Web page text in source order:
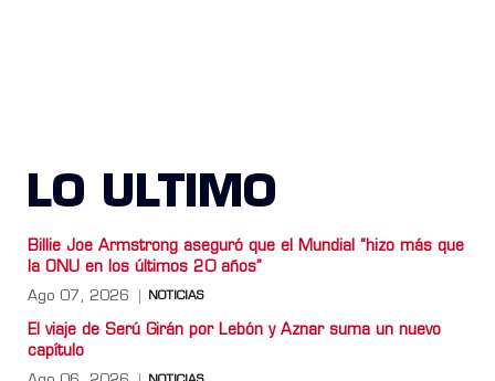
LO ULTIMO
Billie Joe Armstrong aseguró que el Mundial “hizo más que
la ONU en los últimos 20 años”
Ago 07, 2026 NOTICIAS
El viaje de Serú Girán por Lebón y Aznar suma un nuevo
capítulo